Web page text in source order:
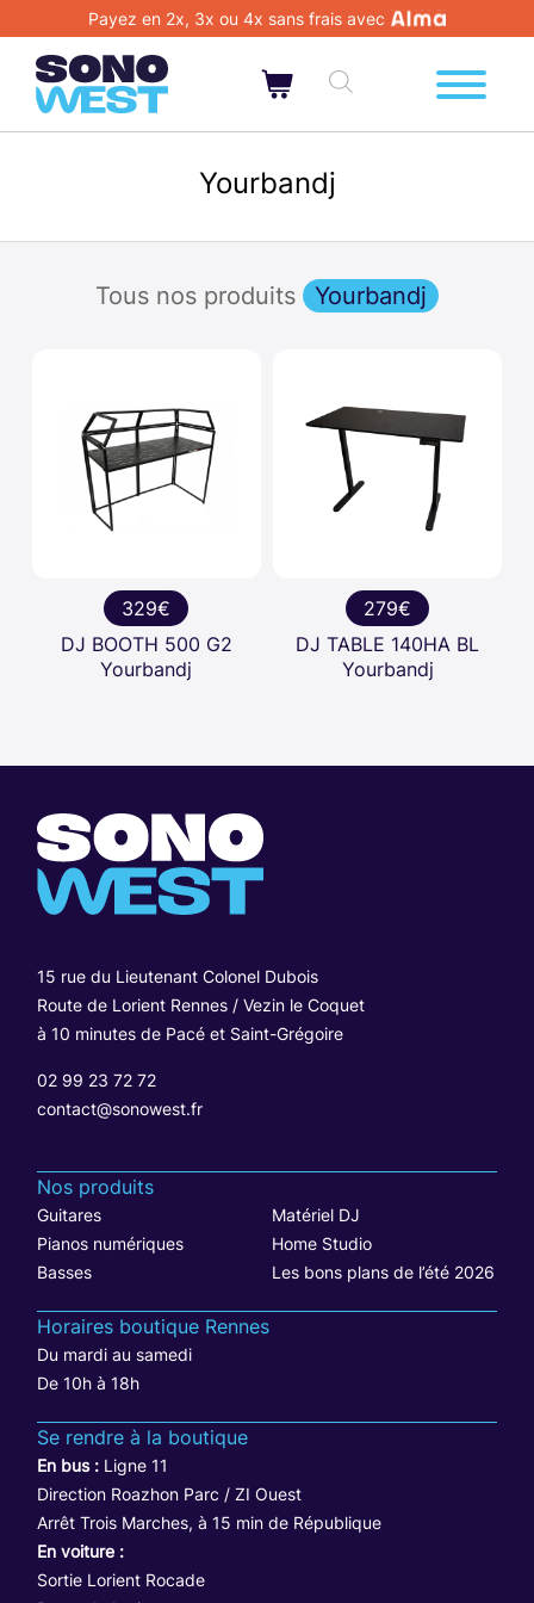
Payez en 2x, 3x ou 4x sans frais avec
Yourbandj
Tous nos produits Yourbandj
329€
DJ BOOTH 500 G2
Yourbandj
279€
DJ TABLE 140HA BL
Yourbandj
15 rue du Lieutenant Colonel Dubois
Route de Lorient Rennes / Vezin le Coquet
à 10 minutes de Pacé et Saint-Grégoire
02 99 23 72 72
contact@sonowest.fr
Nos produits
Guitares
Matériel DJ
Pianos numériques
Home Studio
Basses
Les bons plans de l’été 2026
Horaires boutique Rennes
Du mardi au samedi
De 10h à 18h
Se rendre à la boutique
En bus : Ligne 11
Direction Roazhon Parc / ZI Ouest
Arrêt Trois Marches, à 15 min de République
En voiture :
Sortie Lorient Rocade